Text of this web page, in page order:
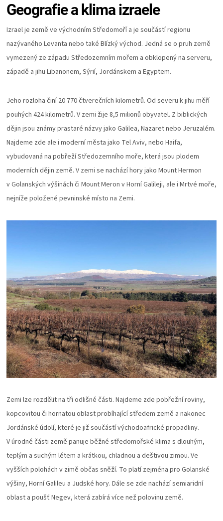
Geografie a klima izraele
Izrael je země ve východním Středomoří a je součástí regionu
nazývaného Levanta nebo také Blízký východ. Jedná se o pruh země
vymezený ze západu Středozemním mořem a obklopený na serveru,
západě a jihu Libanonem, Sýrií, Jordánskem a Egyptem.
Jeho rozloha činí 20 770 čtverečních kilometrů. Od severu k jihu měří
pouhých 424 kilometrů. V zemi žije 8,5 milionů obyvatel. Z biblických
dějin jsou známy prastaré názvy jako Galilea, Nazaret nebo Jeruzalém.
Najdeme zde ale i moderní města jako Tel Aviv, nebo Haifa,
vybudovaná na pobřeží Středozemního moře, která jsou plodem
moderních dějin země. V zemi se nachází hory jako Mount Hermon
v Golanských výšinách či Mount Meron v Horní Galileji, ale i Mrtvé moře,
nejníže položené pevninské místo na Zemi.
Zemi lze rozdělit na tři odlišné části. Najdeme zde pobřežní roviny,
kopcovitou či hornatou oblast probíhající středem země a nakonec
Jordánské údolí, které je již součástí východoafrické propadliny.
V úrodné části země panuje běžné středomořské klima s dlouhým,
teplým a suchým létem a krátkou, chladnou a deštivou zimou. Ve
vyšších polohách v zimě občas sněží. To platí zejména pro Golanské
výšiny, Horní Galileu a Judské hory. Dále se zde nachází semiaridní
oblast a poušť Negev, která zabírá více než polovinu země.